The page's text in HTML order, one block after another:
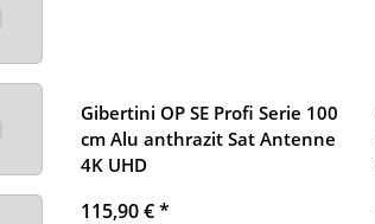
Gibertini OP SE Profi Serie 100
cm Alu anthrazit Sat Antenne
4K UHD
115,90 €*